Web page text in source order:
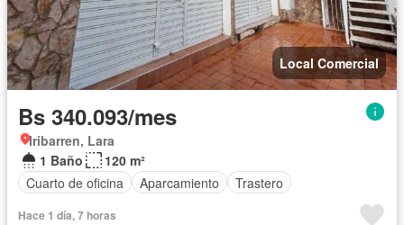
Local Comercial
Bs 340.093/mes
Iribarren, Lara
1 Baño
120 m²
Cuarto de oficina
Aparcamiento Trastero
Hace 1 día, 7 horas